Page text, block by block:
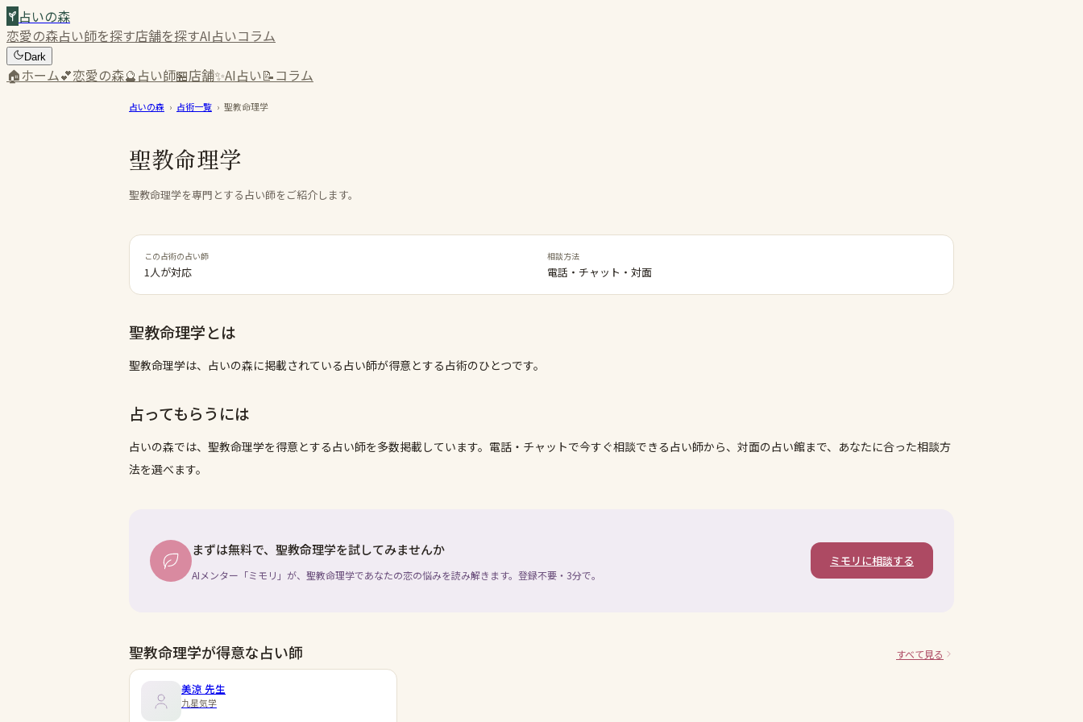
占いの森
恋愛の森占い師を探す店舗を探すAI占いコラム
Dark
🏠ホーム💕恋愛の森🔮占い師🏪店舗✨AI占い📝コラム
占いの森 › 占術一覧 › 聖教命理学
聖教命理学
聖教命理学を専門とする占い師をご紹介します。
この占術の占い師
1人が対応
相談方法
電話・チャット・対面
聖教命理学とは
聖教命理学は、占いの森に掲載されている占い師が得意とする占術のひとつです。
占ってもらうには
占いの森では、 聖教命理学を得意とする占い師を多数掲載しています。電話・チャットで今すぐ相談できる占い師から、対面の占い館まで、あなたに合った相談方
法を選べます。
まずは無料で、聖教命理学を試してみませんか
AIメンター「ミモリ」が、聖教命理学であなたの恋の悩みを読み解きます。登録不要・3分で。
ミモリに相談する
聖教命理学が得意な占い師 すべて見る
美涼 先生
九星気学